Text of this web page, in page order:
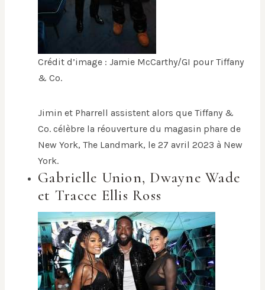
Crédit d’image : Jamie McCarthy/GI pour Tiffany
& Co.
Jimin et Pharrell assistent alors que Tiffany &
Co. célèbre la réouverture du magasin phare de
New York, The Landmark, le 27 avril 2023 à New
York.
Gabrielle Union, Dwayne Wade
et Tracee Ellis Ross